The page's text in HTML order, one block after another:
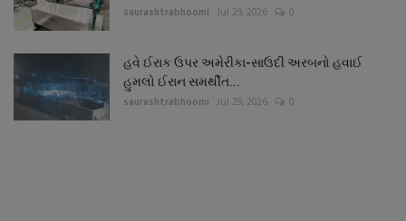
saurashtrabhoomi Jul 29, 2026 0
હવે ઈરાક ઉપર અમેરીકા-સાઉદી અરબનો હવાઈ
હુમલો ઈરાન સમર્થીત...
saurashtrabhoomi Jul 29, 2026 0